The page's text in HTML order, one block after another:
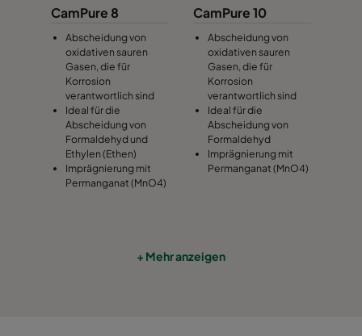
CamPure 8
Abscheidung von
oxidativen sauren
Gasen, die für
Korrosion
verantwortlich sind
Ideal für die
Abscheidung von
Formaldehyd und
Ethylen (Ethen)
Imprägnierung mit
Permanganat (MnO4)
CamPure 10
Abscheidung von
oxidativen sauren
Gasen, die für
Korrosion
verantwortlich sind
Ideal für die
Abscheidung von
Formaldehyd
Imprägnierung mit
Permanganat (MnO4)
+ Mehr anzeigen